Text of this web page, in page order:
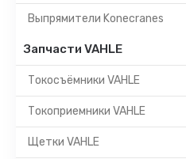
Выпрямители Konecranes
Запчасти VAHLE
Токосъёмники VAHLE
Токоприемники VAHLE
Щетки VAHLE